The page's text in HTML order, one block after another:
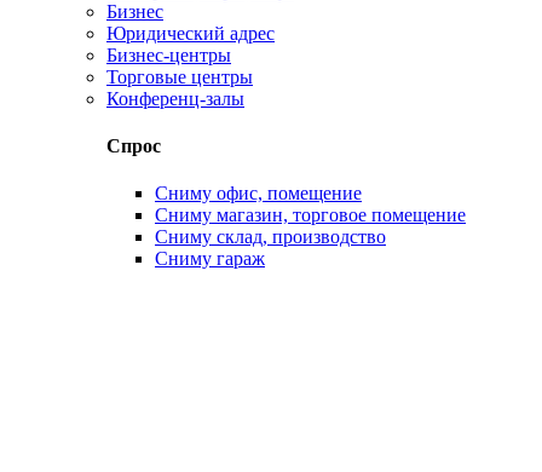
Бизнес
Юридический адрес
Бизнес-центры
Торговые центры
Конференц-залы
Спрос
Сниму офис, помещение
Сниму магазин, торговое помещение
Сниму склад, производство
Сниму гараж